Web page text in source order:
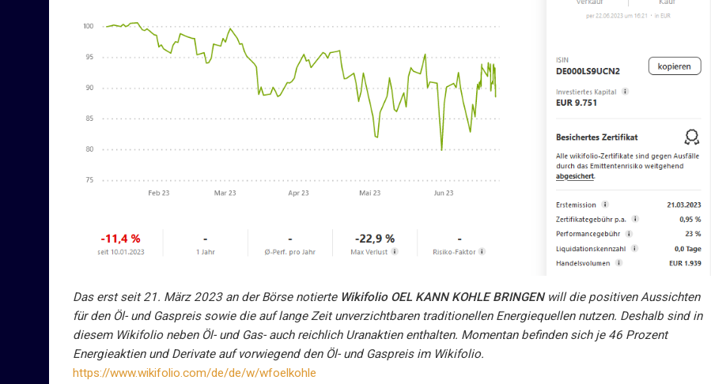
Das erst seit 21. März 2023 an der Börse notierte Wikifolio OEL KANN KOHLE BRINGENwill die positiven Aussichten
für den Öl- und Gaspreis sowie die auf lange Zeit unverzichtbaren traditionellen Energiequellen nutzen. Deshalb sind in
diesem Wikifolio neben Öl- und Gas- auch reichlich Uranaktien enthalten. Momentan befinden sich je 46 Prozent
Energieaktien und Derivate auf vorwiegend den Öl- und Gaspreis im Wikifolio.
https://www.wikifolio.com/de/de/w/wfoelkohle